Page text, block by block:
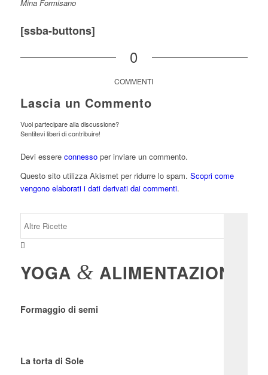
Mina Formisano
[ssba-buttons]
0
COMMENTI
Lascia un Commento
Vuoi partecipare alla discussione?
Sentitevi liberi di contribuire!
Devi essere connessoper inviare un commento.
Questo sito utilizza Akismet per ridurre lo spam. Scopri come
vengono elaborati i dati derivati dai commenti.
YOGA & ALIMENTAZIONE
Formaggio di semi
La torta di Sole